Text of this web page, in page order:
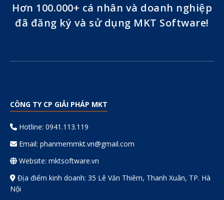
Hơn 100.000+ cá nhân và doanh nghiệp
đã đăng ký và sử dụng MKT Software!
CÔNG TY CP GIẢI PHÁP MKT
Hotline: 0941.113.119
Email: phanmemmkt.vn@gmail.com
Website: mktsoftware.vn
Địa điểm kinh doanh: 35 Lê Văn Thiêm, Thanh Xuân, TP. Hà
Nội